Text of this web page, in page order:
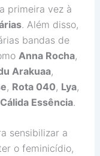
primeira vez à
. Além disso,
bandas de
Anna Rocha,
Arakuaa,
, Rota 040, Lya,
Cálida Essência.
sensibilizar a
o feminicídio,